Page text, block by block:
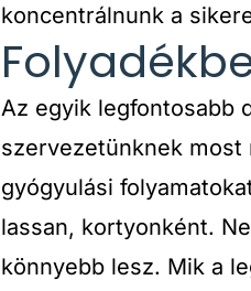
koncentrálnunk a
Az egyik legfontosabb
szervezetünknek most
gyógyulási
lassan, kortyonként.
könnyebb lesz. Mik a